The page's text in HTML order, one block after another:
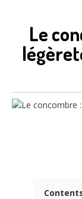
Le